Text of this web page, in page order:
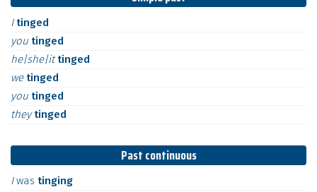
I tinged
you tinged
he|she|ittinged
we tinged
you tinged
theytinged
Past continuous
Iwas tinging